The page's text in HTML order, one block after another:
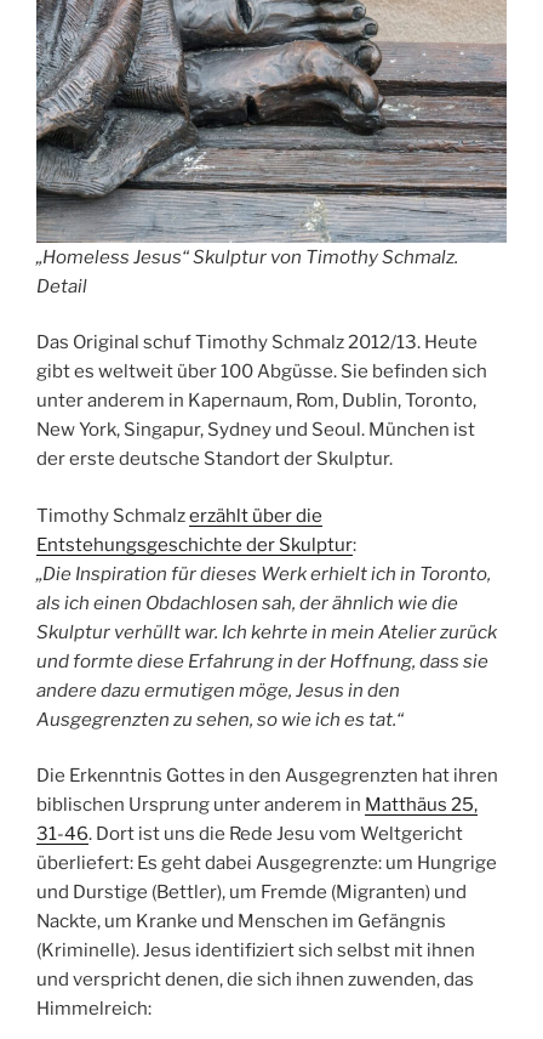
„Homeless Jesus“ Skulptur von Timothy Schmalz.
Detail
Das Original schuf Timothy Schmalz 2012/13. Heute
gibt es weltweit über 100 Abgüsse. Sie befinden sich
unter anderem in Kapernaum, Rom, Dublin, Toronto,
New York, Singapur, Sydney und Seoul. München ist
der erste deutsche Standort der Skulptur.
Timothy Schmalzerzählt über die
Entstehungsgeschichte der Skulptur:
„Die Inspiration für dieses Werk erhielt ich in Toronto,
als ich einen Obdachlosen sah, der ähnlich wie die
Skulptur verhüllt war. Ich kehrte in mein Atelier zurück
und formte diese Erfahrung in der Hoffnung, dass sie
andere dazu ermutigen möge, Jesus in den
Ausgegrenzten zu sehen, so wie ich es tat.“
Die Erkenntnis Gottes in den Ausgegrenzten hat ihren
biblischen Ursprung unter anderem in Matthäus 25,
31-46. Dort ist uns die Rede Jesu vom Weltgericht
überliefert: Es geht dabei Ausgegrenzte: um Hungrige
und Durstige (Bettler), um Fremde (Migranten) und
Nackte, um Kranke und Menschen im Gefängnis
(Kriminelle). Jesus identifiziert sich selbst mit ihnen
und verspricht denen, die sich ihnen zuwenden, das
Himmelreich: